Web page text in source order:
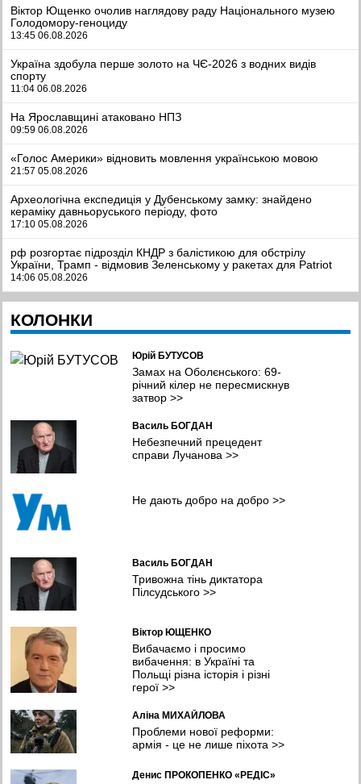
Віктор Ющенко очолив наглядову раду Національного музею
Голодомору-геноциду
13:45 06.08.2026
Україна здобула перше золото на ЧЄ-2026 з водних видів
спорту
11:04 06.08.2026
На Ярославщині атаковано НПЗ
09:59 06.08.2026
«Голос Америки» відновить мовлення українською мовою
21:57 05.08.2026
Археологічна експедиція у Дубенському замку: знайдено
кераміку давньоруського періоду, фото
17:10 05.08.2026
рф розгортає підрозділ КНДР з балістикою для обстрілу
України, Трамп - відмовив Зеленському у ракетах для Patriot
14:06 05.08.2026
Мистецтво, що об’єднує: як понад 300 італійських дітей
відкривали для себе Україну, фото
12:03 05.08.2026
Масована атака Києва та області: значні руйнування, десятки
загиблих та поранених, фото
загрожує дефіцит?
09:11 05.08.2026
Полонений, а не дезертир. Вйськовому з Полтавщини
знадобився ще рік, щоб відновити справедливість
08:38 05.08.2026
У Хмельницькому планують створити систему
відеоспостереження та відеоаналітики з ШІ
КОЛОНКИ
Юрій БУТУСОВ
Замах на Оболєнського: 69-
річний кілер не пересмискнув
затвор>>
Василь БОГДАН
Небезпечний прецедент
справи Лучанова >>
Не дають добро на добро>>
Василь БОГДАН
Тривожна тінь диктатора
Пілсудського>>
Віктор ЮЩЕНКО
Вибачаємо і просимо
вибачення: в Україні та
Польщі різна історія і різні
герої>>
Аліна МИХАЙЛОВА
Проблеми нової реформи:
армія - це не лише піхота>>
Денис ПРОКОПЕНКО «РЕДІС»